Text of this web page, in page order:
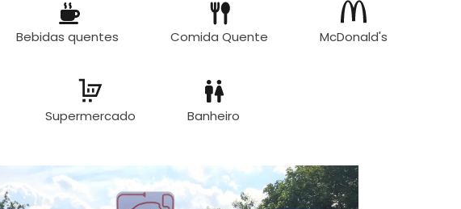
Bebidas quentes Comida Quente McDonald's
Supermercado Banheiro